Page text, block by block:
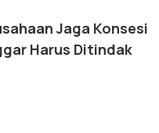
Jaga Konsesi
Harus Ditindak